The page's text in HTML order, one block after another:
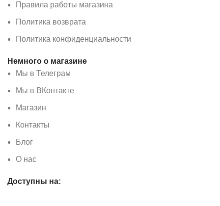
Правила работы магазина
Политика возврата
Политика конфиденциальности
Немного о магазине
Мы в Телеграм
Мы в ВКонтакте
Магазин
Контакты
Блог
О нас
Доступны на: